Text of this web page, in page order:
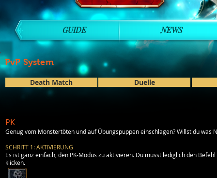
Death Match Duelle
PK
Genug vom Monstertöten und auf Übungspuppen einschlagen? Willst du was
SCHRITT 1: AKTIVIERUNG
Es ist ganz einfach, den PK-Modus zu aktivieren. Du musst lediglich den
klicken.
PvP System
GUIDE NEWS